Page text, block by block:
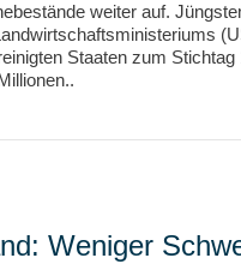
weiter auf.
Staaten zum
Weniger